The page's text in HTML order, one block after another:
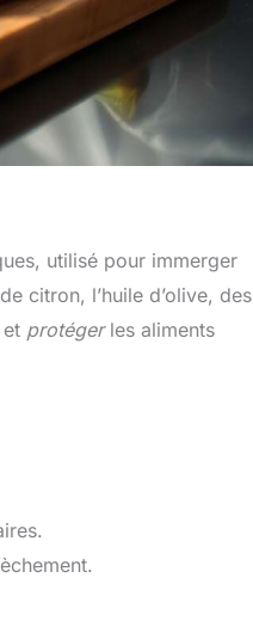
utilisé pour immerger
citron, l’huile d’olive, des
protégerles aliments